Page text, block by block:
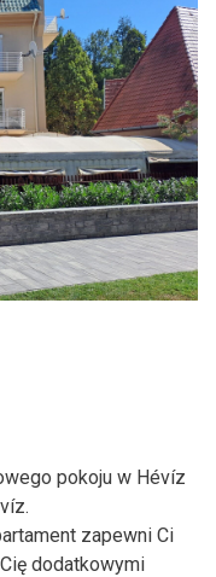
pokoju w Hévíz
zapewni Ci
dodatkowymi